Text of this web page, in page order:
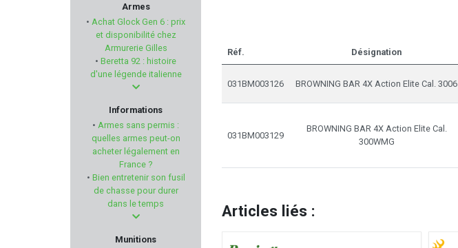
ZASTAVA
BERGARA
AERO PRECISION
Armurerie GILLES
Kalashnikov
Armes
• Achat Glock Gen 6 : prix
et disponibilité chez
Armurerie Gilles
• Beretta 92 : histoire
d'une légende italienne
Informations
• Armes sans permis :
quelles armes peut-on
acheter légalement en
France ?
• Bien entretenir son fusil
de chasse pour durer
dans le temps
Munitions
Réf. Désignation
031BM003126 BROWNING BAR 4X Action Elite Cal. 3006
031BM003129
BROWNING BAR 4X Action Elite Cal.
300WMG
Articles liés :